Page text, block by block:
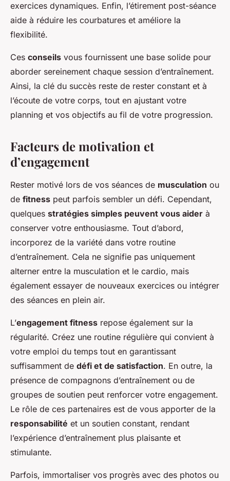
exercices dynamiques. Enfin, l’étirement post-séance
aide à réduire les courbatures et améliore la
flexibilité.
Ces conseils vous fournissent une base solide pour
aborder sereinement chaque session d’entraînement.
Ainsi, la clé du succès reste de rester constant et à
l’écoute de votre corps, tout en ajustant votre
planning et vos objectifs au fil de votre progression.
Facteurs de motivation et
d’engagement
Rester motivé lors de vos séances de musculation ou
de fitness peut parfois sembler un défi. Cependant,
quelques stratégies simples peuvent vous aider à
conserver votre enthousiasme. Tout d’abord,
incorporez de la variété dans votre routine
d’entraînement. Cela ne signifie pas uniquement
alterner entre la musculation et le cardio, mais
également essayer de nouveaux exercices ou intégrer
des séances en plein air.
L’engagement fitness repose également sur la
régularité. Créez une routine régulière qui convient à
votre emploi du temps tout en garantissant
suffisamment de défi et de satisfaction. En outre, la
présence de compagnons d’entraînement ou de
groupes de soutien peut renforcer votre engagement.
Le rôle de ces partenaires est de vous apporter de la
responsabilité et un soutien constant, rendant
l’expérience d’entraînement plus plaisante et
stimulante.
Parfois, immortaliser vos progrès avec des photos ou